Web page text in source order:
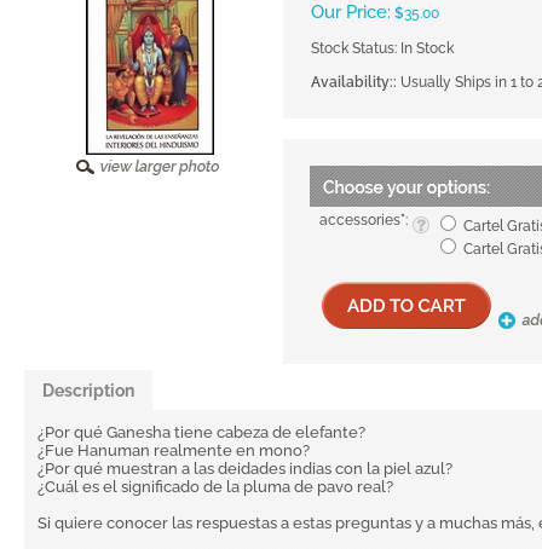
Our Price: $35.00
Stock Status: In Stock
Availability:: Usually Ships in 1 to
accessories*:
Cartel
Cartel
Description
¿Por qué Ganesha tiene cabeza de elefante?
¿Fue Hanuman realmente en mono?
¿Por qué muestran a las deidades indias con la piel azul?
¿Cuál es el significado de la pluma de pavo real?
Si quiere conocer las respuestas a estas preguntas y a muchas